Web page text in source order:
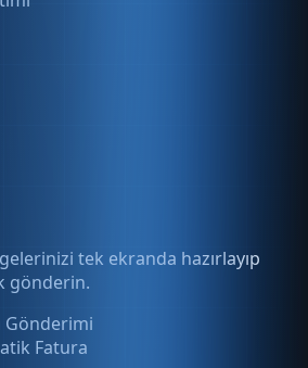
tek ekranda hazırlayıp
Fatura